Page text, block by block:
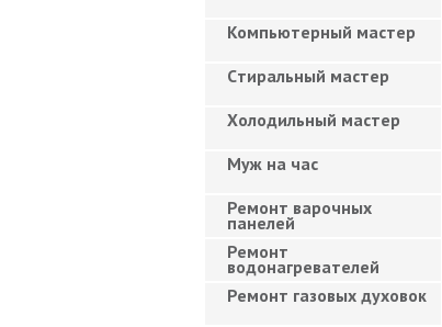
Компьютерный мастер
Cтиральный мастер
Холодильный мастер
Муж на час
Ремонт варочных
панелей
Ремонт
водонагревателей
Ремонт газовых духовок